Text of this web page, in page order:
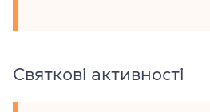
Святкові активності